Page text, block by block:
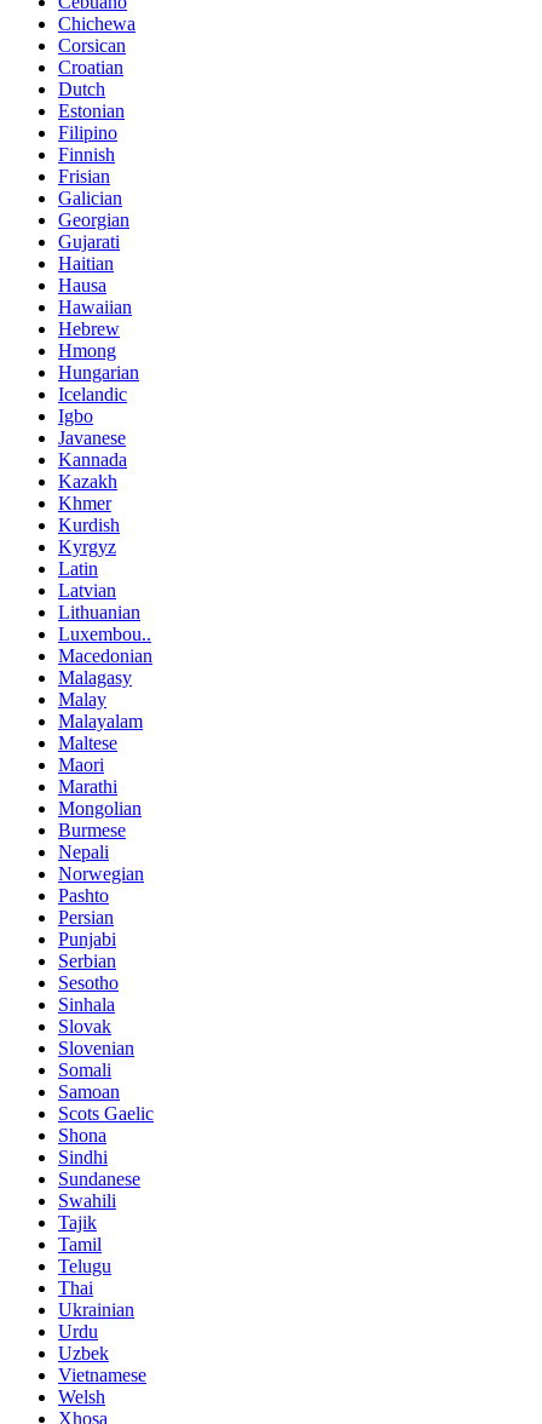
Chichewa
Corsican
Croatian
Dutch
Estonian
Filipino
Finnish
Frisian
Galician
Georgian
Gujarati
Haitian
Hausa
Hawaiian
Hebrew
Hmong
Hungarian
Icelandic
Igbo
Javanese
Kannada
Kazakh
Khmer
Kurdish
Kyrgyz
Latin
Latvian
Lithuanian
Luxembou..
Macedonian
Malagasy
Malay
Malayalam
Maltese
Maori
Marathi
Mongolian
Burmese
Nepali
Norwegian
Pashto
Persian
Punjabi
Serbian
Sesotho
Sinhala
Slovak
Slovenian
Somali
Samoan
Scots Gaelic
Shona
Sindhi
Sundanese
Swahili
Tajik
Tamil
Telugu
Thai
Ukrainian
Urdu
Uzbek
Vietnamese
Welsh
Xhosa